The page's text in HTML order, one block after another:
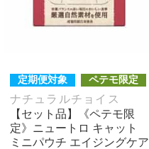
定期便対象 ペテモ限定
ナチュラルチョイス
【セット品】《ペテモ限
定》ニュートロ キャット
ミニパウチ エイジングケア